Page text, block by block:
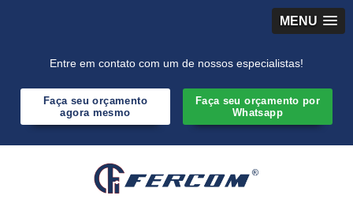
MENU
Entre em contato com um de nossos especialistas!
Faça seu orçamento
agora mesmo
Faça seu orçamento por
Whatsapp